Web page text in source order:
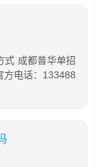
式 成都普华单招
方电话：133488